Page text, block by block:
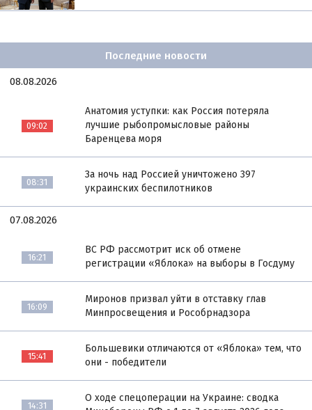
Последние новости
08.08.2026
09:02
Анатомия уступки: как Россия потеряла
лучшие рыбопромысловые районы
Баренцева моря
08:31
За ночь над Россией уничтожено 397
украинских беспилотников
07.08.2026
16:21
ВС РФ рассмотрит иск об отмене
регистрации «Яблока» на выборы в Госдуму
16:09
Миронов призвал уйти в отставку глав
Минпросвещения и Рособрнадзора
15:41
Большевики отличаются от «Яблока» тем, что
они - победители
14:31
О ходе спецоперации на Украине: сводка